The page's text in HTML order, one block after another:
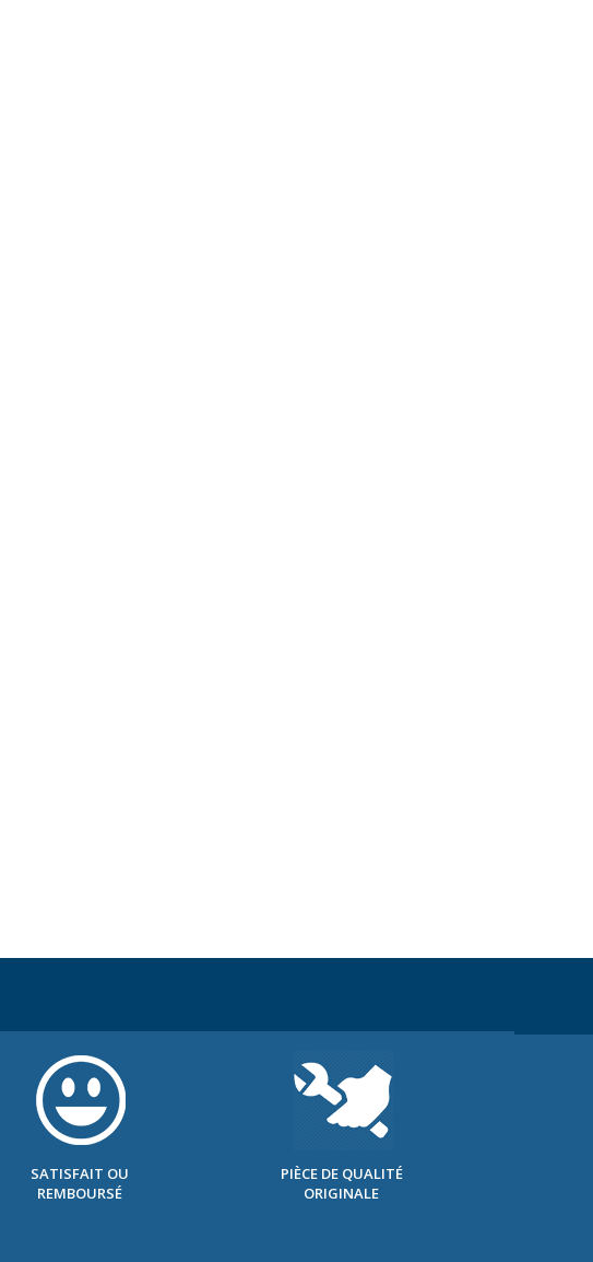
SATISFAIT OU
REMBOURSÉ
PIÈCE DE QUALITÉ
ORIGINALE